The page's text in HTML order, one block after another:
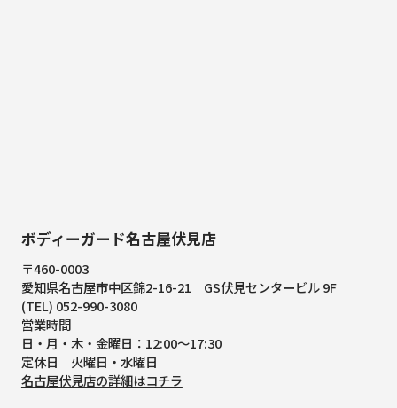
ボディーガード名古屋伏見店
〒460-0003
愛知県名古屋市中区錦2-16-21 GS伏見センタービル 9F
(TEL) 052-990-3080
営業時間
日・月・木・金曜日：12:00～17:30
定休日 火曜日・水曜日
名古屋伏見店の詳細はコチラ